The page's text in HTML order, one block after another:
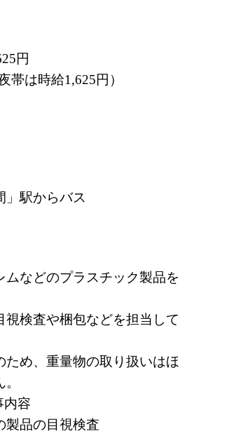
円
帯は時給1,625円）
」駅からバス
ムなどのプラスチック製品を
視検査や梱包などを担当して
ため、重量物の取り扱いはほ
内容
製品の目視検査